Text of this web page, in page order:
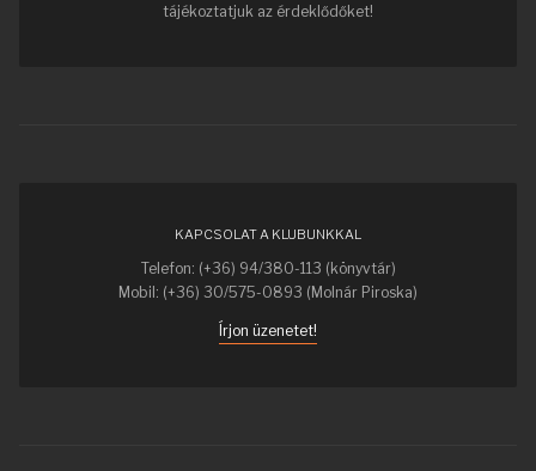
tájékoztatjuk az érdeklődőket!
KAPCSOLAT A KLUBUNKKAL
Telefon: (+36) 94/380-113 (könyvtár)
Mobil: (+36) 30/575-0893 (Molnár Piroska)
Írjon üzenetet!